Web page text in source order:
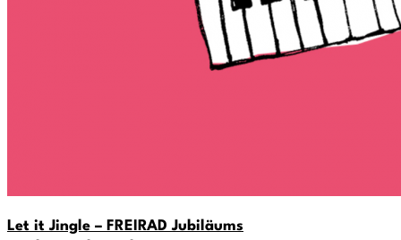
Let it Jingle – FREIRAD Jubiläums